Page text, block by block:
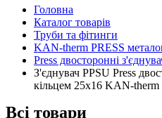
Головна
Каталог товарів
Труби та фітинги
KAN-therm PRESS
Press двосторонні
З'єднувач PPSU Press
кільцем 25х16 KAN-therm
Всі товари